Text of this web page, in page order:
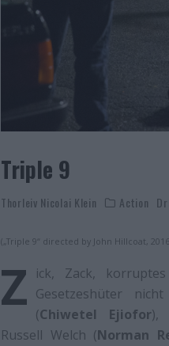
Triple 9
Thorleiv Nicolai Klein Action
(„Triple 9“ directed by John Hillcoat,
Z ick, Zack,
Gesetzeshüter
(Chiwetel Ejiofor),
Russell Welch (Norman